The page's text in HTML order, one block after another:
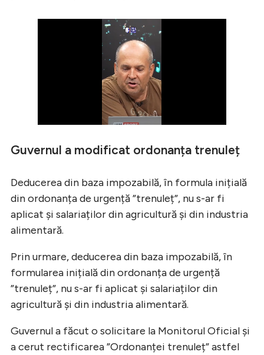
Guvernul a modificat ordonanța trenuleț
Deducerea din baza impozabilă, în formula inițială
din ordonanța de urgență ”trenuleț”, nu s-ar fi
aplicat și salariaților din agricultură și din industria
alimentară.
Prin urmare, deducerea din baza impozabilă, în
formularea inițială din ordonanța de urgență
”trenuleț”, nu s-ar fi aplicat și salariaților din
agricultură și din industria alimentară.
Guvernul a făcut o solicitare la Monitorul Oficial și
a cerut rectificarea ”Ordonanței trenuleț” astfel